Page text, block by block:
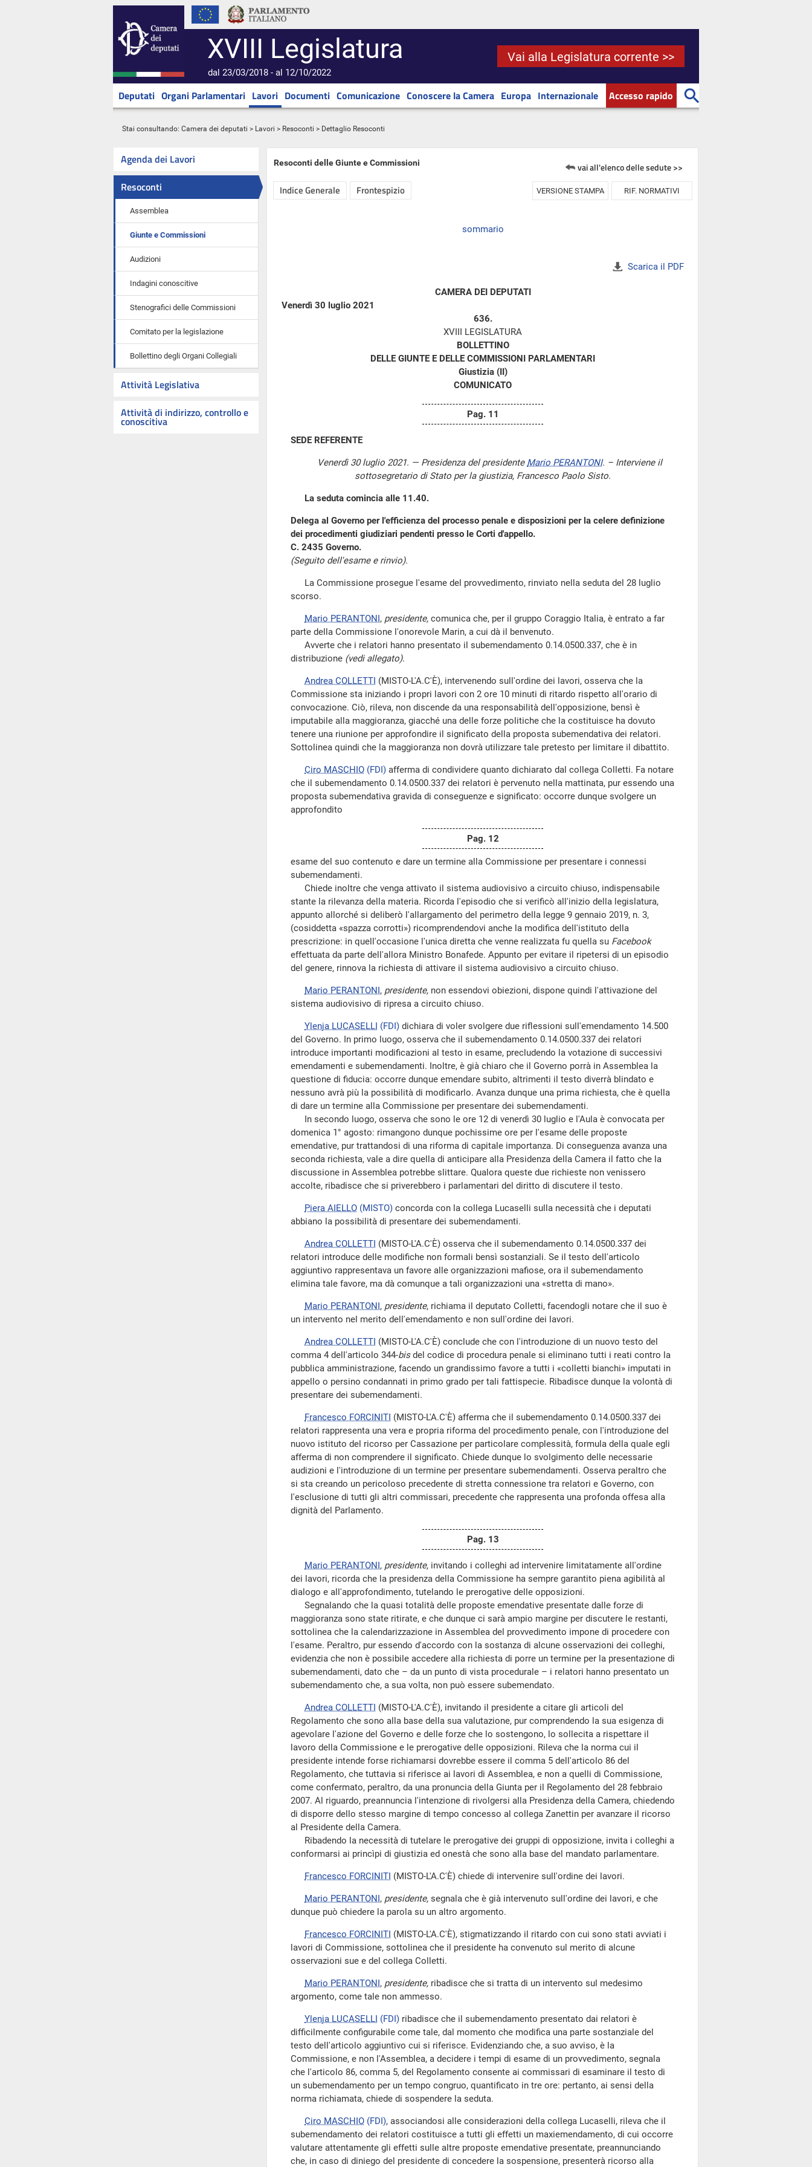
XVIII Legislatura
dal 23/03/2018 - al 12/10/2022
Vai alla Legislatura corrente >>
Deputati Organi Parlamentari Lavori Documenti Comunicazione Conoscere la Camera Europa Internazionale Accesso rapido
Stai consultando: Camera dei deputati > Lavori > Resoconti > Dettaglio Resoconti
Agenda dei Lavori
Resoconti
Assemblea
Giunte e Commissioni
Audizioni
Indagini conoscitive
Stenografici delle Commissioni
Comitato per la legislazione
Bollettino degli Organi Collegiali
Attività Legislativa
Attività di indirizzo, controllo e
conoscitiva
Resoconti delle Giunte e Commissioni vai all'elenco delle sedute >>
Indice Generale Frontespizio VERSIONE STAMPA RIF. NORMATIVI
sommario
Scarica il PDF
CAMERA DEI DEPUTATI
Venerdì 30 luglio 2021
636.
XVIII LEGISLATURA
BOLLETTINO
DELLE GIUNTE E DELLE COMMISSIONI PARLAMENTARI
Giustizia (II)
COMUNICATO
Pag. 11
SEDE REFERENTE
Venerdì 30 luglio 2021. — Presidenza del presidente Mario PERANTONI. – Interviene il
sottosegretario di Stato per la giustizia, Francesco Paolo Sisto.
La seduta comincia alle 11.40.
Delega al Governo per l'efficienza del processo penale e disposizioni per la celere definizione
dei procedimenti giudiziari pendenti presso le Corti d'appello.
C. 2435 Governo.
(Seguito dell'esame e rinvio).
La Commissione prosegue l'esame del provvedimento, rinviato nella seduta del 28 luglio
scorso.
Mario PERANTONI, presidente, comunica che, per il gruppo Coraggio Italia, è entrato a far
parte della Commissione l'onorevole Marin, a cui dà il benvenuto.
Avverte che i relatori hanno presentato il subemendamento 0.14.0500.337, che è in
distribuzione (vedi allegato).
Andrea COLLETTI (MISTO-L'A.C'È), intervenendo sull'ordine dei lavori, osserva che la
Commissione sta iniziando i propri lavori con 2 ore 10 minuti di ritardo rispetto all'orario di
convocazione. Ciò, rileva, non discende da una responsabilità dell'opposizione, bensì è
imputabile alla maggioranza, giacché una delle forze politiche che la costituisce ha dovuto
tenere una riunione per approfondire il significato della proposta subemendativa dei relatori.
Sottolinea quindi che la maggioranza non dovrà utilizzare tale pretesto per limitare il dibattito.
Ciro MASCHIO (FDI) afferma di condividere quanto dichiarato dal collega Colletti. Fa notare
che il subemendamento 0.14.0500.337 dei relatori è pervenuto nella mattinata, pur essendo una
proposta subemendativa gravida di conseguenze e significato: occorre dunque svolgere un
approfondito
Pag. 12
esame del suo contenuto e dare un termine alla Commissione per presentare i connessi
subemendamenti.
Chiede inoltre che venga attivato il sistema audiovisivo a circuito chiuso, indispensabile
stante la rilevanza della materia. Ricorda l'episodio che si verificò all'inizio della legislatura,
appunto allorché si deliberò l'allargamento del perimetro della legge 9 gennaio 2019, n. 3,
(cosiddetta «spazza corrotti») ricomprendendovi anche la modifica dell'istituto della
prescrizione: in quell'occasione l'unica diretta che venne realizzata fu quella su Facebook
effettuata da parte dell'allora Ministro Bonafede. Appunto per evitare il ripetersi di un episodio
del genere, rinnova la richiesta di attivare il sistema audiovisivo a circuito chiuso.
Mario PERANTONI, presidente, non essendovi obiezioni, dispone quindi l'attivazione del
sistema audiovisivo di ripresa a circuito chiuso.
Ylenja LUCASELLI (FDI) dichiara di voler svolgere due riflessioni sull'emendamento 14.500
del Governo. In primo luogo, osserva che il subemendamento 0.14.0500.337 dei relatori
introduce importanti modificazioni al testo in esame, precludendo la votazione di successivi
emendamenti e subemendamenti. Inoltre, è già chiaro che il Governo porrà in Assemblea la
questione di fiducia: occorre dunque emendare subito, altrimenti il testo diverrà blindato e
nessuno avrà più la possibilità di modificarlo. Avanza dunque una prima richiesta, che è quella
di dare un termine alla Commissione per presentare dei subemendamenti.
In secondo luogo, osserva che sono le ore 12 di venerdì 30 luglio e l'Aula è convocata per
domenica 1° agosto: rimangono dunque pochissime ore per l'esame delle proposte
emendative, pur trattandosi di una riforma di capitale importanza. Di conseguenza avanza una
seconda richiesta, vale a dire quella di anticipare alla Presidenza della Camera il fatto che la
discussione in Assemblea potrebbe slittare. Qualora queste due richieste non venissero
accolte, ribadisce che si priverebbero i parlamentari del diritto di discutere il testo.
Piera AIELLO (MISTO) concorda con la collega Lucaselli sulla necessità che i deputati
abbiano la possibilità di presentare dei subemendamenti.
Andrea COLLETTI (MISTO-L'A.C'È) osserva che il subemendamento 0.14.0500.337 dei
relatori introduce delle modifiche non formali bensì sostanziali. Se il testo dell'articolo
aggiuntivo rappresentava un favore alle organizzazioni mafiose, ora il subemendamento
elimina tale favore, ma dà comunque a tali organizzazioni una «stretta di mano».
Mario PERANTONI, presidente, richiama il deputato Colletti, facendogli notare che il suo è
un intervento nel merito dell'emendamento e non sull'ordine dei lavori.
Andrea COLLETTI (MISTO-L'A.C'È) conclude che con l'introduzione di un nuovo testo del
comma 4 dell'articolo 344-bisdel codice di procedura penale si eliminano tutti i reati contro la
pubblica amministrazione, facendo un grandissimo favore a tutti i «colletti bianchi» imputati in
appello o persino condannati in primo grado per tali fattispecie. Ribadisce dunque la volontà di
presentare dei subemendamenti.
Francesco FORCINITI (MISTO-L'A.C'È) afferma che il subemendamento 0.14.0500.337 dei
relatori rappresenta una vera e propria riforma del procedimento penale, con l'introduzione del
nuovo istituto del ricorso per Cassazione per particolare complessità, formula della quale egli
afferma di non comprendere il significato. Chiede dunque lo svolgimento delle necessarie
audizioni e l'introduzione di un termine per presentare subemendamenti. Osserva peraltro che
si sta creando un pericoloso precedente di stretta connessione tra relatori e Governo, con
l'esclusione di tutti gli altri commissari, precedente che rappresenta una profonda offesa alla
dignità del Parlamento.
Pag. 13
Mario PERANTONI, presidente, invitando i colleghi ad intervenire limitatamente all'ordine
dei lavori, ricorda che la presidenza della Commissione ha sempre garantito piena agibilità al
dialogo e all'approfondimento, tutelando le prerogative delle opposizioni.
Segnalando che la quasi totalità delle proposte emendative presentate dalle forze di
maggioranza sono state ritirate, e che dunque ci sarà ampio margine per discutere le restanti,
sottolinea che la calendarizzazione in Assemblea del provvedimento impone di procedere con
l'esame. Peraltro, pur essendo d'accordo con la sostanza di alcune osservazioni dei colleghi,
evidenzia che non è possibile accedere alla richiesta di porre un termine per la presentazione di
subemendamenti, dato che – da un punto di vista procedurale – i relatori hanno presentato un
subemendamento che, a sua volta, non può essere subemendato.
Andrea COLLETTI (MISTO-L'A.C'È), invitando il presidente a citare gli articoli del
Regolamento che sono alla base della sua valutazione, pur comprendendo la sua esigenza di
agevolare l'azione del Governo e delle forze che lo sostengono, lo sollecita a rispettare il
lavoro della Commissione e le prerogative delle opposizioni. Rileva che la norma cui il
presidente intende forse richiamarsi dovrebbe essere il comma 5 dell'articolo 86 del
Regolamento, che tuttavia si riferisce ai lavori di Assemblea, e non a quelli di Commissione,
come confermato, peraltro, da una pronuncia della Giunta per il Regolamento del 28 febbraio
2007. Al riguardo, preannuncia l'intenzione di rivolgersi alla Presidenza della Camera, chiedendo
di disporre dello stesso margine di tempo concesso al collega Zanettin per avanzare il ricorso
al Presidente della Camera.
Ribadendo la necessità di tutelare le prerogative dei gruppi di opposizione, invita i colleghi a
conformarsi ai princìpi di giustizia ed onestà che sono alla base del mandato parlamentare.
Francesco FORCINITI (MISTO-L'A.C'È) chiede di intervenire sull'ordine dei lavori.
Mario PERANTONI, presidente, segnala che è già intervenuto sull'ordine dei lavori, e che
dunque può chiedere la parola su un altro argomento.
Francesco FORCINITI (MISTO-L'A.C'È), stigmatizzando il ritardo con cui sono stati avviati i
lavori di Commissione, sottolinea che il presidente ha convenuto sul merito di alcune
osservazioni sue e del collega Colletti.
Mario PERANTONI, presidente, ribadisce che si tratta di un intervento sul medesimo
argomento, come tale non ammesso.
Ylenja LUCASELLI (FDI) ribadisce che il subemendamento presentato dai relatori è
difficilmente configurabile come tale, dal momento che modifica una parte sostanziale del
testo dell'articolo aggiuntivo cui si riferisce. Evidenziando che, a suo avviso, è la
Commissione, e non l'Assemblea, a decidere i tempi di esame di un provvedimento, segnala
che l'articolo 86, comma 5, del Regolamento consente ai commissari di esaminare il testo di
un subemendamento per un tempo congruo, quantificato in tre ore: pertanto, ai sensi della
norma richiamata, chiede di sospendere la seduta.
Ciro MASCHIO (FDI), associandosi alle considerazioni della collega Lucaselli, rileva che il
subemendamento dei relatori costituisce a tutti gli effetti un maxiemendamento, di cui occorre
valutare attentamente gli effetti sulle altre proposte emendative presentate, preannunciando
che, in caso di diniego del presidente di concedere la sospensione, presenterà ricorso alla